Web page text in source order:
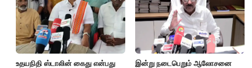
உதயநிதி ஸ்டாலின் கைது என்பது
இன்று நடைபெறும் ஆலோசனை